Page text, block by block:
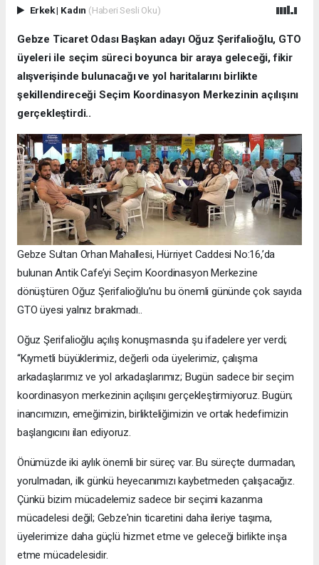
Erkek| Kadın (Haberi Sesli Oku)
Gebze Ticaret Odası Başkan adayı Oğuz Şerifalioğlu, GTO
üyeleri ile seçim süreci boyunca bir araya geleceği, fikir
alışverişinde bulunacağı ve yol haritalarını birlikte
şekillendireceği Seçim Koordinasyon Merkezinin açılışını
gerçekleştirdi..
Gebze Sultan Orhan Mahallesi, Hürriyet Caddesi No:16,’da
bulunan Antik Cafe’yi Seçim Koordinasyon Merkezine
dönüştüren Oğuz Şerifalioğlu’nu bu önemli gününde çok sayıda
GTO üyesi yalnız bırakmadı..
Oğuz Şerifalioğlu açılış konuşmasında şu ifadelere yer verdi;
“Kıymetli büyüklerimiz, değerli oda üyelerimiz, çalışma
arkadaşlarımız ve yol arkadaşlarımız; Bugün sadece bir seçim
koordinasyon merkezinin açılışını gerçekleştirmiyoruz. Bugün;
inancımızın, emeğimizin, birlikteliğimizin ve ortak hedefimizin
başlangıcını ilan ediyoruz.
Önümüzde iki aylık önemli bir süreç var. Bu süreçte durmadan,
yorulmadan, ilk günkü heyecanımızı kaybetmeden çalışacağız.
Çünkü bizim mücadelemiz sadece bir seçimi kazanma
mücadelesi değil; Gebze'nin ticaretini daha ileriye taşıma,
üyelerimize daha güçlü hizmet etme ve geleceği birlikte inşa
etme mücadelesidir.